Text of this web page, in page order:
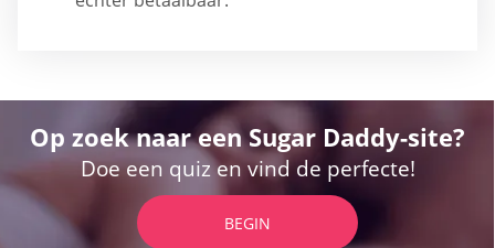
Op zoek naar een Sugar Daddy-site?
Doe een quiz en vind de perfecte!
BEGIN